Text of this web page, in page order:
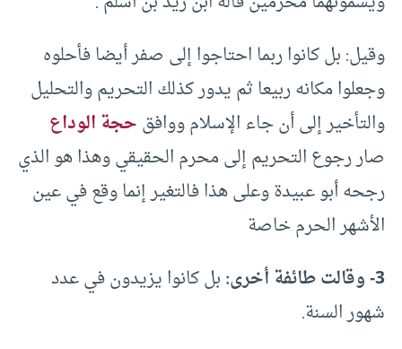
وقيل: بل كانوا ربما احتاجوا إلى صفر أيضا فأحلوه
وجعلوا مكانه ربيعا ثم يدور كذلك التحريم والتحليل
والتأخير إلى أن جاء الإسلام ووافقحجة الوداع
صار رجوع التحريم إلى محرم الحقيقي وهذا هو الذي
رجحه أبو عبيدة وعلى هذا فالتغير إنما وقع في عين
الأشهر الحرم خاصة
3- وقالت طائفة أخرى:
بل كانوا يزيدون في عدد
شهور السنة.